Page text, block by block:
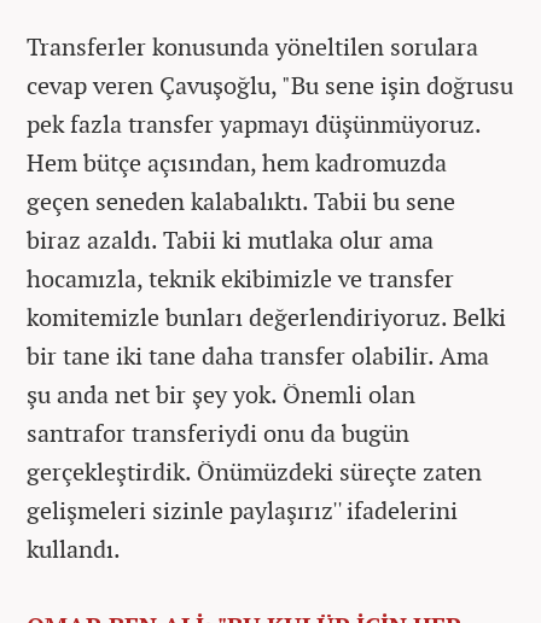
Transferler konusunda yöneltilen sorulara
cevap veren Çavuşoğlu, "Bu sene işin doğrusu
pek fazla transfer yapmayı düşünmüyoruz.
Hem bütçe açısından, hem kadromuzda
geçen seneden kalabalıktı. Tabii bu sene
biraz azaldı. Tabii ki mutlaka olur ama
hocamızla, teknik ekibimizle ve transfer
komitemizle bunları değerlendiriyoruz. Belki
bir tane iki tane daha transfer olabilir. Ama
şu anda net bir şey yok. Önemli olan
santrafor transferiydi onu da bugün
gerçekleştirdik. Önümüzdeki süreçte zaten
gelişmeleri sizinle paylaşırız'' ifadelerini
kullandı.